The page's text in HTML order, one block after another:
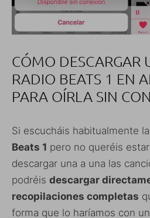
CÓMO DESCARGAR
RADIO BEATS 1 EN
PARA OÍRLA SIN
Si escucháis habitualmente la
Beats 1 pero no queréis
descargar una a una las
podréis descargar
recopilaciones completas
forma que lo haríamos con